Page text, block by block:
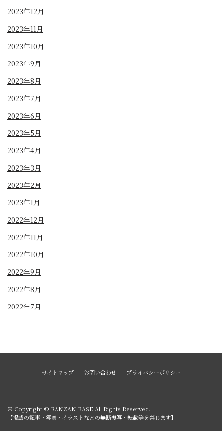
2023年12月
2023年11月
2023年10月
2023年9月
2023年8月
2023年7月
2023年6月
2023年5月
2023年4月
2023年3月
2023年2月
2023年1月
2022年12月
2022年11月
2022年10月
2022年9月
2022年8月
2022年7月
サイトマップ お問い合わせ プライバシーポリシー
© Copyright © RANZAN BASE All Rights Reserved.
【掲載の記事・写真・イラストなどの無断複写・転載等を禁じます】